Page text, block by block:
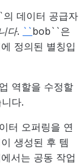
데이터 공급자
다. ``bob``은
정의된 별칭입
역할을 수정할
다.
터 오퍼링을 연
생성된 후 템
서는 공동 작업